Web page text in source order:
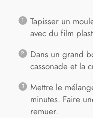
Tapisser un
avec du film
Dans un grand
cassonade et la
Mettre le
minutes. Faire
remuer.